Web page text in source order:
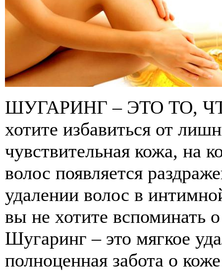
ШУГАРИНГ – ЭТО ТО,
хотите избавиться от
чувствительная кожа, на
волос появляется
удалении волос в
вы не хотите вспоминать
Шугаринг – это мягкое
полноценная забота о